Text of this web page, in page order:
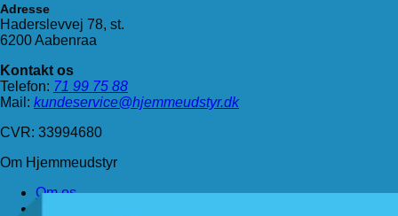
Adresse
Haderslevvej 78, st.
6200 Aabenraa
Kontakt os
Telefon: 71 99 75 88
Mail: kundeservice@hjemmeudstyr.dk
CVR: 33994680
Om Hjemmeudstyr
Om os